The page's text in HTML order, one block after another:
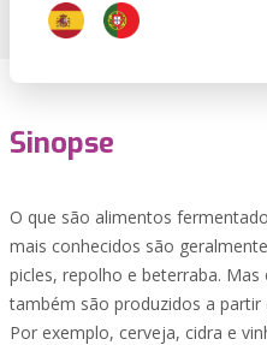
Sinopse
O que são alimentos
mais conhecidos são
picles, repolho e beterraba.
também são produzidos a
Por exemplo, cerveja, cidra e